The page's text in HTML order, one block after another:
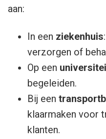
aan:
In een ziekenhuis
verzorgen of
Op een
begeleiden.
Bij een
klaarmaken voor
klanten.